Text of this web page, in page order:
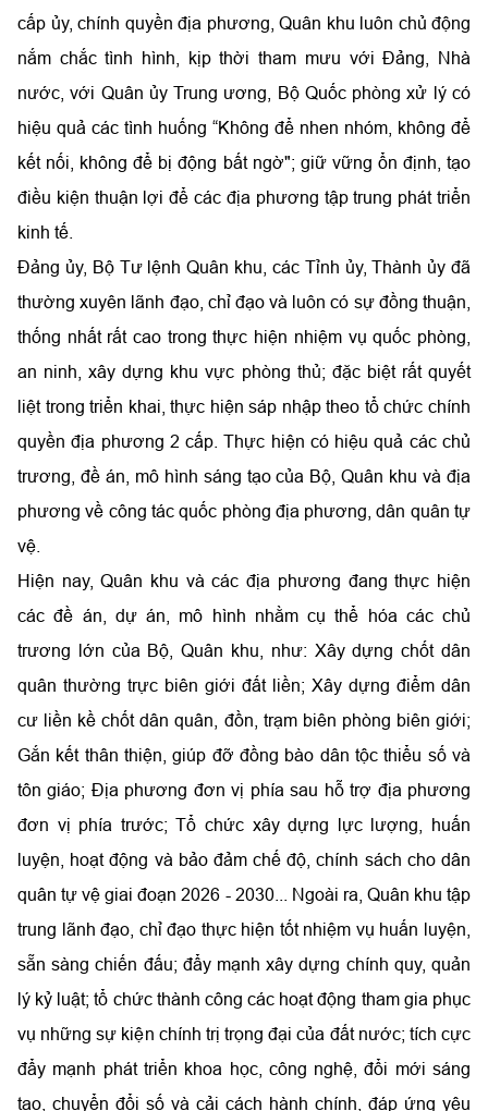
cấp ủy, chính quyền địa phương, Quân khu luôn chủ động
nắm chắc tình hình, kịp thời tham mưu với Đảng, Nhà
nước, với Quân ủy Trung ương, Bộ Quốc phòng xử lý có
hiệu quả các tình huống “Không để nhen nhóm, không để
kết nối, không để bị động bất ngờ"; giữ vững ổn định, tạo
điều kiện thuận lợi để các địa phương tập trung phát triển
kinh tế.
Đảng ủy, Bộ Tư lệnh Quân khu, các Tỉnh ủy, Thành ủy đã
thường xuyên lãnh đạo, chỉ đạo và luôn có sự đồng thuận,
thống nhất rất cao trong thực hiện nhiệm vụ quốc phòng,
an ninh, xây dựng khu vực phòng thủ; đặc biệt rất quyết
liệt trong triển khai, thực hiện sáp nhập theo tổ chức chính
quyền địa phương 2 cấp. Thực hiện có hiệu quả các chủ
trương, đề án, mô hình sáng tạo của Bộ, Quân khu và địa
phương về công tác quốc phòng địa phương, dân quân tự
vệ.
Hiện nay, Quân khu và các địa phương đang thực hiện
các đề án, dự án, mô hình nhằm cụ thể hóa các chủ
trương lớn của Bộ, Quân khu, như: Xây dựng chốt dân
quân thường trực biên giới đất liền; Xây dựng điểm dân
cư liền kề chốt dân quân, đồn, trạm biên phòng biên giới;
Gắn kết thân thiện, giúp đỡ đồng bào dân tộc thiểu số và
tôn giáo; Địa phương đơn vị phía sau hỗ trợ địa phương
đơn vị phía trước; Tổ chức xây dựng lực lượng, huấn
luyện, hoạt động và bảo đảm chế độ, chính sách cho dân
quân tự vệ giai đoạn 2026 - 2030... Ngoài ra, Quân khu tập
trung lãnh đạo, chỉ đạo thực hiện tốt nhiệm vụ huấn luyện,
sẵn sàng chiến đấu; đẩy mạnh xây dựng chính quy, quản
lý kỷ luật; tổ chức thành công các hoạt động tham gia phục
vụ những sự kiện chính trị trọng đại của đất nước; tích cực
đẩy mạnh phát triển khoa học, công nghệ, đổi mới sáng
tạo, chuyển đổi số và cải cách hành chính, đáp ứng yêu